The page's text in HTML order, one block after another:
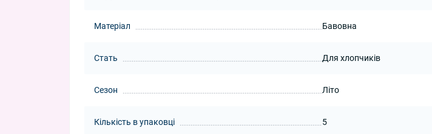
Матеріал Бавовна
Стать Для хлопчиків
Сезон Літо
Кількість в упаковці 5